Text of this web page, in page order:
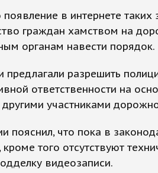
в интернете таких
граждан хамством на
органам навести порядок.
предлагали разрешить
ответственности на
участниками
пояснил, что пока в
того отсутствуют
видеозаписи.